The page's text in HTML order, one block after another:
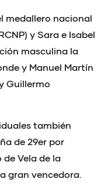
medallero nacional
y Sara e Isabel
masculina la
y Manuel Martín
Guillermo
también
de 29er por
Vela de la
gran vencedora.